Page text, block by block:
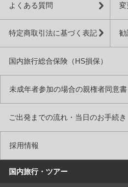
よくある質問 変
特定商取引法に基づく表記 勧
国内旅行総合保険（HS損保）
未成年者参加の場合の親権者同意書
ご出発までの流れ・当日のお手続き
採用情報
国内旅行・ツアー